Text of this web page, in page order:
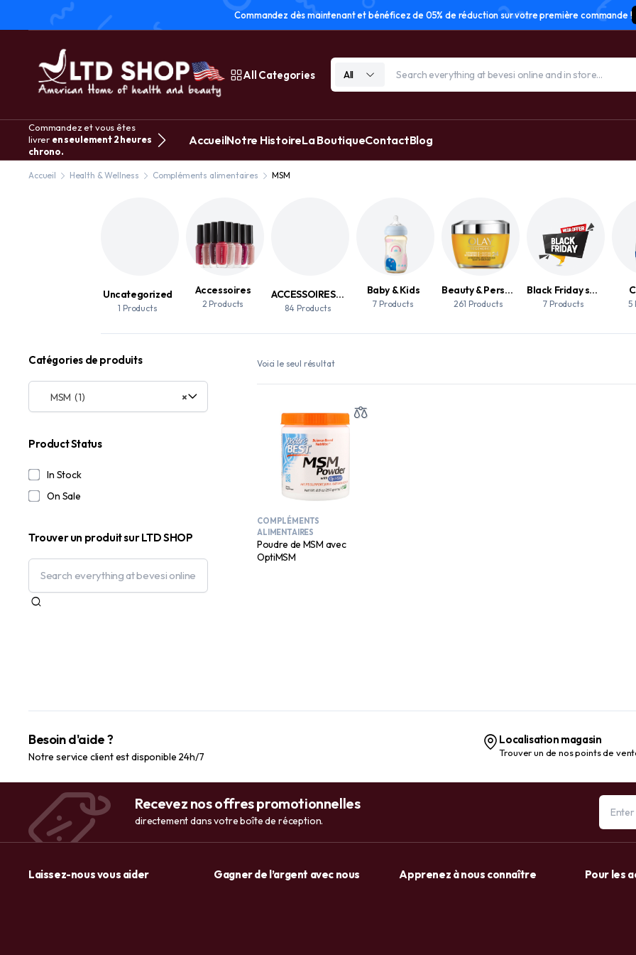
Commandez dès maintenant et bénéficez de 05% de réduction sur votre première commande !
All Categories All
Commandez et vous êtes
livrer en seulement 2 heures
chrono.
AccueilNotre HistoireLa BoutiqueContactBlog
Accueil Health & Wellness Compléments alimentaires MSM
Uncategorized
1 Products
Accessoires
2 Products
ACCESSOIRES DE MAQUILLAGE
84 Products
Baby & Kids
7 Products
Beauty & Personal Care
261 Products
Black Friday sale
7 Products 5
Voici le seul résultat
COMPLÉMENTS
ALIMENTAIRES
Poudre de MSM avec
OptiMSM
Catégories de produits
×
MSM (1)
Product Status
In Stock
On Sale
Trouver un produit sur LTD SHOP
Besoin d'aide ?
Notre service client est disponible 24h/7
Localisation magasin
Trouver un de nos points de
Recevez nos offres promotionnelles
directement dans votre boîte de réception.
Laissez-nous vous aider Gagner de l’argent avec nous Apprenez à nous connaître Pour les